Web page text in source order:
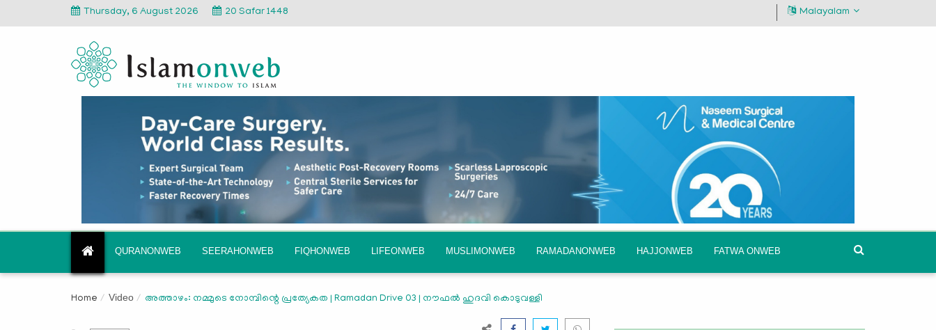
Thursday, 6 August 2026 20 Safar 1448 Malayalam
QURANONWEB SEERAHONWEB FIQHONWEB LIFEONWEB MUSLIMONWEB RAMADANONWEB HAJJONWEB FATWA ONWEB
Home Video അത്താഴം: നമ്മുടെ നോമ്പിന്റെ പ്രത്യേകത | Ramadan Drive 03 | നൗഫൽ ഹുദവി കൊടുവള്ളി